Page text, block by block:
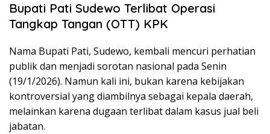
Bupati Pati Sudewo Terlibat Operasi
Tangkap Tangan (OTT) KPK
Nama Bupati Pati, Sudewo, kembali mencuri perhatian
publik dan menjadi sorotan nasional pada Senin
(19/1/2026). Namun kali ini, bukan karena kebijakan
kontroversial yang diambilnya sebagai kepala daerah,
melainkan karena dugaan terlibat dalam kasus jual beli
jabatan.